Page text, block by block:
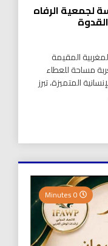
لجمعية الرفاه
المقيمة
مساحة للعطاء
المتميزة، تبرز